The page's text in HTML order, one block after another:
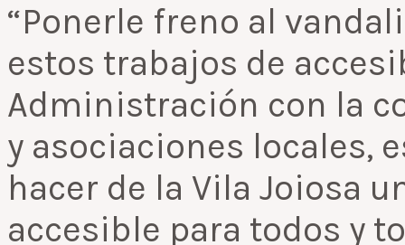
“Ponerle freno al
estos trabajos de
Administración con la
y asociaciones locales,
hacer de la Vila Joiosa
accesible para todos y